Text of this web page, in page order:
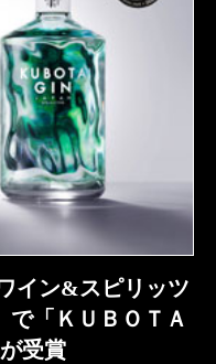
イン&スピリッツ
で「ＫＵＢＯＴＡ
受賞